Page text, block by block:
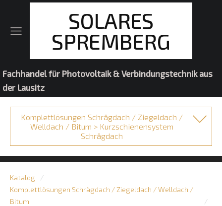
SOLARES
SPREMBERG
Fachhandel für Photovoltaik & Verbindungstechnik aus
der Lausitz
Komplettlösungen Schrägdach / Ziegeldach /
Welldach / Bitum > Kurzschienensystem
Schrägdach
Katalog
Komplettlösungen Schrägdach / Ziegeldach / Welldach /
Bitum